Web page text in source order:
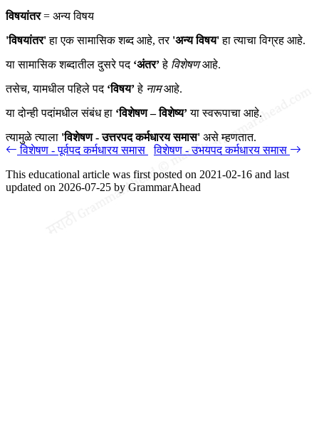
विषयांतर= अन्य विषय
'विषयांतर'हा एक सामासिक शब्द आहे, तर 'अन्य विषय'हा त्याचा विग्रह आहे.
या सामासिक शब्दातील दुसरे पद ‘अंतर’हे विशेषणआहे.
तसेच, यामधील पहिले पद ‘विषय’हे नामआहे.
या दोन्ही पदांमधील संबंध हा ‘विशेषण – विशेष्य’या स्वरूपाचा आहे.
त्यामुळे त्याला 'विशेषण - उत्तरपद कर्मधारय समास' असे म्हणतात.
विशेषण - पूर्वपद कर्मधारय समास
विशेषण - उभयपद कर्मधारय समास
This educational article was first posted on 2021-02-16 and last
updated on 2026-07-25 by GrammarAhead